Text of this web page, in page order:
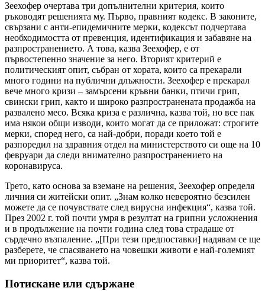
Зеехофер очертава три допълнителни критерия, които
ръководят решенията му. Първо, правният кодекс. В законите,
свързани с анти-епидемичните мерки, кодексът подчертава
необходимостта от превенция, идентификация и забавяне на
разпространението. А това, казва Зеехофер, е от
първостепенно значение за него. Вторият критерий е
политическият опит, събран от хората, които са прекарали
много години на публични длъжности. Зеехофер е прекарал
вече много кризи – замърсени кръвни банки, птичи грип,
свински грип, както и широко разпространената продажба на
развалено месо. Всяка криза е различна, казва той, но все пак
има някои общи изводи, които могат да се приложат: строгите
мерки, според него, са най-добри, поради което той е
разпоредил на здравния отдел на министерството си още на 10
февруари да следи внимателно разпространението на
коронавируса.
Трето, като основа за вземане на решения, Зеехофер определя
личния си житейски опит. „Знам колко невероятно безсилен
можете да се почувствате след вирусна инфекция“, казва той.
През 2002 г. той почти умря в резултат на грипни усложнения
и в продължение на почти година след това страдаше от
сърдечно възпаление. „[При тези предпоставки] надявам се ще
разберете, че спасяването на човешки животи е най-големият
ми приоритет“, казва той.
Потискане или сдържане